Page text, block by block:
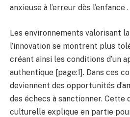
anxieuse à l’erreur dès l’enfance .
Les environnements valorisant
l’innovation se montrent plus
créant ainsi les conditions d’un
authentique [page:1]. Dans ces
deviennent des opportunités
des échecs à sanctionner. Cette
culturelle explique en partie